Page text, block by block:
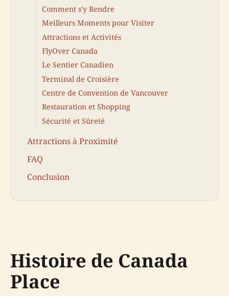
Comment s'y Rendre
Meilleurs Moments pour Visiter
Attractions et Activités
FlyOver Canada
Le Sentier Canadien
Terminal de Croisière
Centre de Convention de Vancouver
Restauration et Shopping
Sécurité et Sûreté
Attractions à Proximité
FAQ
Conclusion
Histoire de Canada
Place